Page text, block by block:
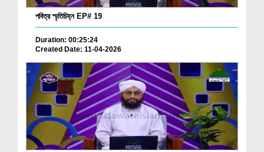
পবিত্র স্মৃতিচিহ্ন EP# 19
Duration: 00:25:24
Created Date: 11-04-2026